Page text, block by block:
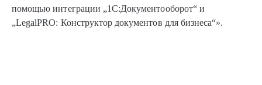
помощью интеграции „1С:Документооборот“ и
„LegalPRO: Конструктор документов для бизнеса“».